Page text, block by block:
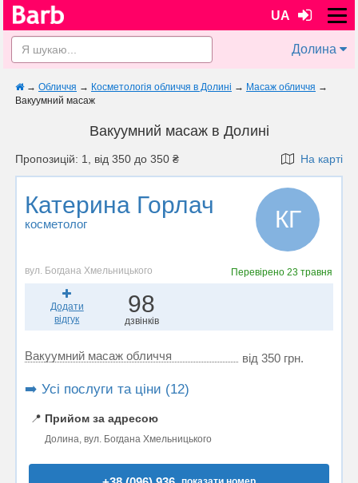
UA
Долина
→ Обличчя → Косметологія обличчя в Долині → Масаж обличчя →
Вакуумний масаж
Вакуумний масаж в Долині
Пропозицій: 1, від 350 до 350 ₴ На карті
Катерина Горлач
косметолог КГ
вул. Богдана Хмельницького Перевірено23 травня
Додати
відгук
98
дзвінків
Вакуумний масаж обличчя від 350 грн.
➡️ Усі послуги та ціни (12)
📍 Прийом за адресою
Долина, вул. Богдана Хмельницького